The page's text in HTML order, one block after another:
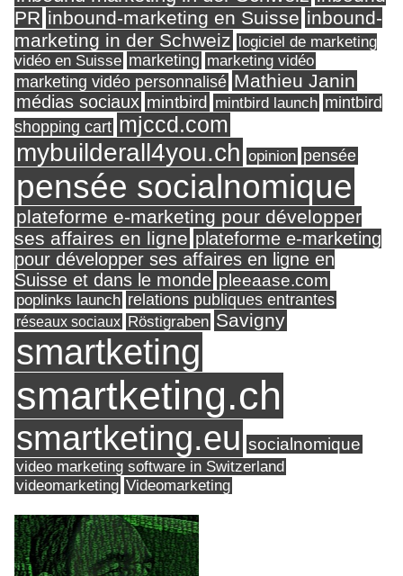
PR inbound-marketing en Suisse inbound-
marketing in der Schweiz logiciel de marketing
vidéo en Suisse marketing marketing vidéo
marketing vidéo personnalisé Mathieu Janin
médias sociaux mintbird mintbird launch mintbird
shopping cart mjccd.com
mybuilderall4you.ch opinion pensée
pensée socialnomique
plateforme e-marketing pour développer
ses affaires en ligne plateforme e-marketing
pour développer ses affaires en ligne en
Suisse et dans le monde pleeaase.com
poplinks launch relations publiques entrantes
réseaux sociaux Röstigraben Savigny
smartketing
smartketing.ch
smartketing.eu socialnomique
video marketing software in Switzerland
videomarketing Videomarketing